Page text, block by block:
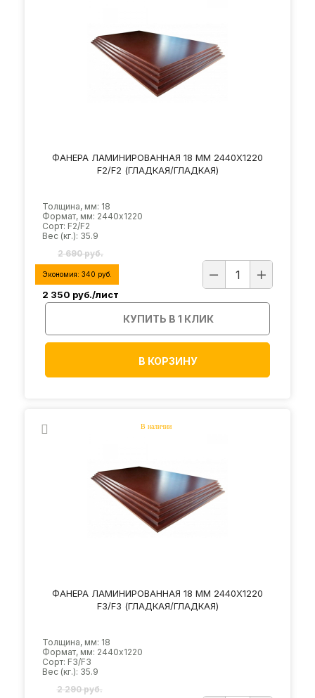
ФАНЕРА ЛАМИНИРОВАННАЯ 18 ММ 2440Х1220
F2/F2 (ГЛАДКАЯ/ГЛАДКАЯ)
Толщина, мм: 18
Формат, мм: 2440х1220
Сорт: F2/F2
Вес (кг.): 35.9
2 690 руб.
Экономия: 340 руб.
2 350 руб./лист
КУПИТЬ В 1 КЛИК
В КОРЗИНУ
ФАНЕРА ЛАМИНИРОВАННАЯ 18 ММ 2440Х1220
F3/F3 (ГЛАДКАЯ/ГЛАДКАЯ)
Толщина, мм: 18
Формат, мм: 2440х1220
Сорт: F3/F3
Вес (кг.): 35.9
2 290 руб.